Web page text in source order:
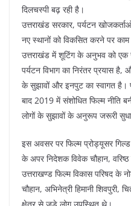
दिलचस्पी बढ़ रही है।
उत्तराखंड सरकार, पर्यटन
नए स्थानों को विकसित करने पर
उत्तराखंड में शूटिंग के अनुभव को एक
पर्यटन विभाग का निरंतर प्रयास है,
के सुझावों और इनपुट का स्वागत है।
बाद 2019 में संशोधित फिल्म नीति
लोगों के सुझावों के अनुरूप जरूरी
इस अवसर पर फिल्म प्रोड्यूसर
के अपर निदेशक विवेक चौहान,
उत्तराखण्ड फिल्म विकास परिषद
चौहान, अभिनेत्री हिमानी शिवपुरी,